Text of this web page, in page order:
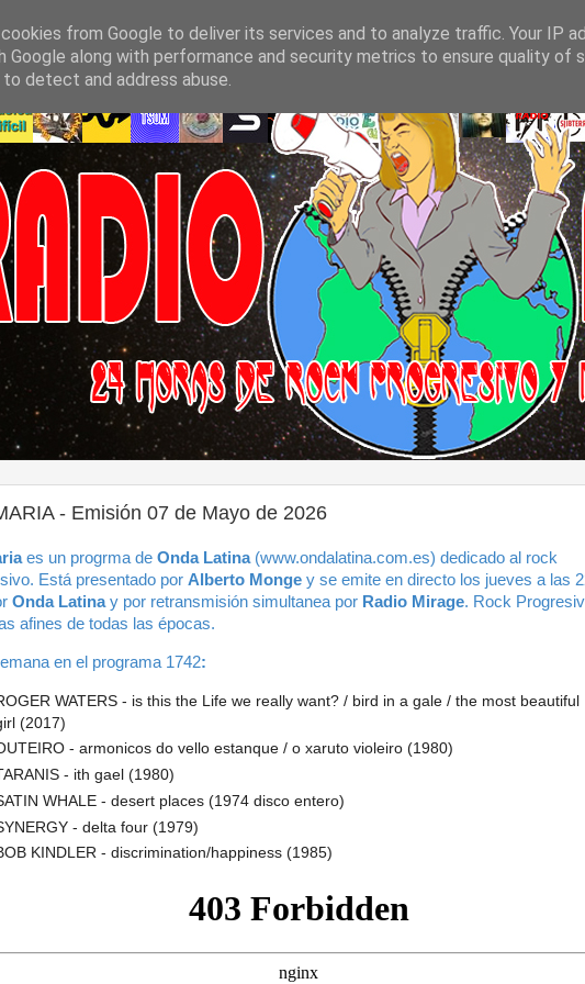
- Emisión 07 de Mayo de 2026
es un progrma de Onda Latina (www.ondalatina.com.es) dedicado al rock
Está presentado por Alberto Monge y se emite en directo los jueves a las
Onda Latina y por retransmisión simultanea por Radio Mirage. Rock
afines de todas las épocas.
en el programa 1742:
WATERS - is this the Life we really want? / bird in a gale / the most beautiful
(2017)
- armonicos do vello estanque / o xaruto violeiro (1980)
- ith gael (1980)
WHALE - desert places (1974 disco entero)
- delta four (1979)
KINDLER - discrimination/happiness (1985)
from Google to deliver its services and to analyze traffic. Your IP
Google along with performance and security metrics to ensure quality of
detect and address abuse.